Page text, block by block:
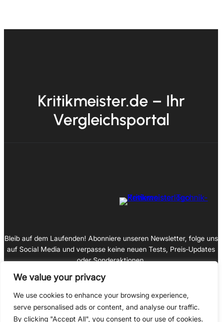
We value your privacy
We use cookies to enhance your browsing experience,
serve personalised ads or content, and analyse our traffic.
By clicking "Accept All", you consent to our use of cookies.
Kritikmeister.de – Ihr
Vergleichsportal
Bleib auf dem Laufenden! Abonniere unseren Newsletter, folge uns
auf Social Media und verpasse keine neuen Tests, Preis‑Updates
oder Sonderaktionen.
Impressum